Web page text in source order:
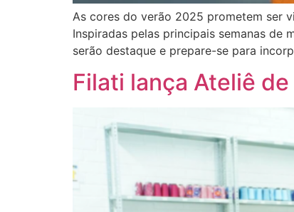
As cores do verão 2025 prometem ser
Inspiradas pelas principais semanas de
serão destaque e prepare-se para
Filati lança Ateliê